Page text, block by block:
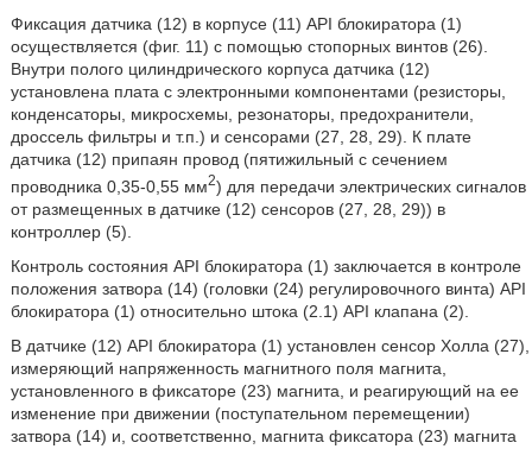
Фиксация датчика (12) в корпусе (11) API блокиратора (1)
осуществляется (фиг. 11) с помощью стопорных винтов (26).
Внутри полого цилиндрического корпуса датчика (12)
установлена плата с электронными компонентами (резисторы,
конденсаторы, микросхемы, резонаторы, предохранители,
дроссель фильтры и т.п.) и сенсорами (27, 28, 29). К плате
датчика (12) припаян провод (пятижильный с сечением
проводника 0,35-0,55 мм2) для передачи электрических сигналов
от размещенных в датчике (12) сенсоров (27, 28, 29)) в
контроллер (5).
Контроль состояния API блокиратора (1) заключается в контроле
положения затвора (14) (головки (24) регулировочного винта) API
блокиратора (1) относительно штока (2.1) API клапана (2).
В датчике (12) API блокиратора (1) установлен сенсор Холла (27),
измеряющий напряженность магнитного поля магнита,
установленного в фиксаторе (23) магнита, и реагирующий на ее
изменение при движении (поступательном перемещении)
затвора (14) и, соответственно, магнита фиксатора (23) магнита